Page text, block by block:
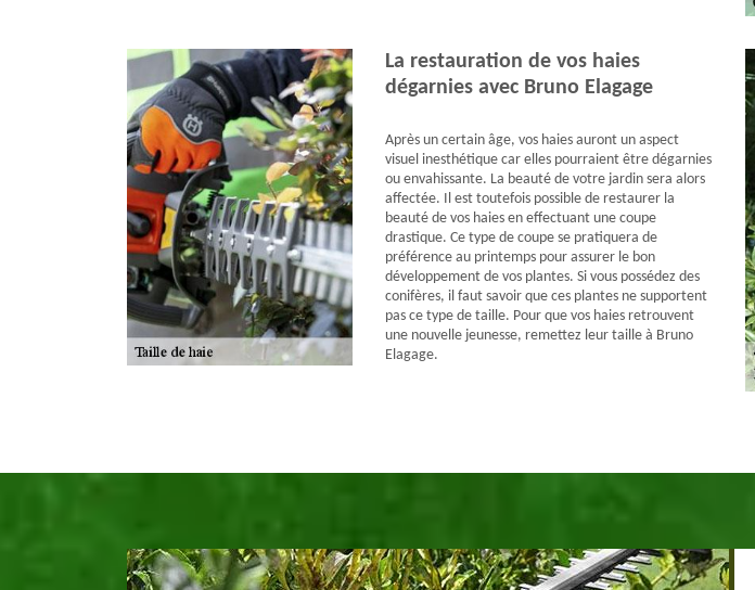
La restauration de vos haies
dégarnies avec Bruno Elagage
Après un certain âge, vos haies auront un aspect
visuel inesthétique car elles pourraient être dégarnies
ou envahissante. La beauté de votre jardin sera alors
affectée. Il est toutefois possible de restaurer la
beauté de vos haies en effectuant une coupe
drastique. Ce type de coupe se pratiquera de
préférence au printemps pour assurer le bon
développement de vos plantes. Si vous possédez des
conifères, il faut savoir que ces plantes ne supportent
pas ce type de taille. Pour que vos haies retrouvent
une nouvelle jeunesse, remettez leur taille à Bruno
Elagage.